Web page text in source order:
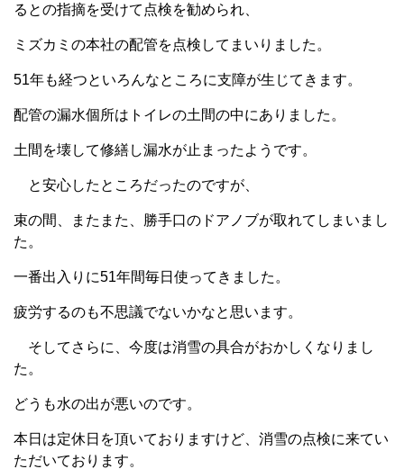
るとの指摘を受けて点検を勧められ、
ミズカミの本社の配管を点検してまいりました。
51年も経つといろんなところに支障が生じてきます。
配管の漏水個所はトイレの土間の中にありました。
土間を壊して修繕し漏水が止まったようです。
と安心したところだったのですが、
束の間、またまた、勝手口のドアノブが取れてしまいまし
た。
一番出入りに51年間毎日使ってきました。
疲労するのも不思議でないかなと思います。
そしてさらに、今度は消雪の具合がおかしくなりまし
た。
どうも水の出が悪いのです。
本日は定休日を頂いておりますけど、消雪の点検に来てい
ただいております。